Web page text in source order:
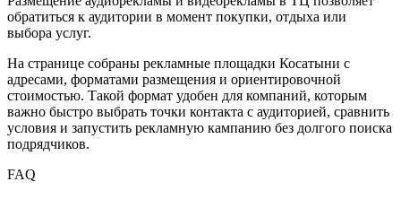
обратиться к аудитории в момент покупки, отдыха или
выбора услуг.
На странице собраны рекламные площадки Косатыни с
адресами, форматами размещения и ориентировочной
стоимостью. Такой формат удобен для компаний, которым
важно быстро выбрать точки контакта с аудиторией, сравнить
условия и запустить рекламную кампанию без долгого поиска
подрядчиков.
FAQ